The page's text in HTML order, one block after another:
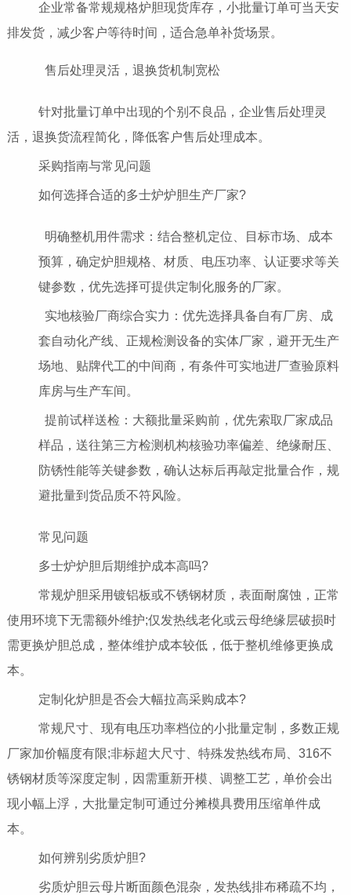
企业常备常规规格炉胆现货库存，小批量订单可当天安
排发货，减少客户等待时间，适合急单补货场景。
售后处理灵活，退换货机制宽松
针对批量订单中出现的个别不良品，企业售后处理灵
活，退换货流程简化，降低客户售后处理成本。
采购指南与常见问题
如何选择合适的多士炉炉胆生产厂家?
明确整机用件需求：结合整机定位、目标市场、成本
预算，确定炉胆规格、材质、电压功率、认证要求等关
键参数，优先选择可提供定制化服务的厂家。
实地核验厂商综合实力：优先选择具备自有厂房、成
套自动化产线、正规检测设备的实体厂家，避开无生产
场地、贴牌代工的中间商，有条件可实地进厂查验原料
库房与生产车间。
提前试样送检：大额批量采购前，优先索取厂家成品
样品，送往第三方检测机构核验功率偏差、绝缘耐压、
防锈性能等关键参数，确认达标后再敲定批量合作，规
避批量到货品质不符风险。
常见问题
多士炉炉胆后期维护成本高吗?
常规炉胆采用镀铝板或不锈钢材质，表面耐腐蚀，正常
使用环境下无需额外维护;仅发热线老化或云母绝缘层破损时
需更换炉胆总成，整体维护成本较低，低于整机维修更换成
本。
定制化炉胆是否会大幅拉高采购成本?
常规尺寸、现有电压功率档位的小批量定制，多数正规
厂家加价幅度有限;非标超大尺寸、特殊发热线布局、316不
锈钢材质等深度定制，因需重新开模、调整工艺，单价会出
现小幅上浮，大批量定制可通过分摊模具费用压缩单件成
本。
如何辨别劣质炉胆?
劣质炉胆云母片断面颜色混杂，发热线排布稀疏不均，